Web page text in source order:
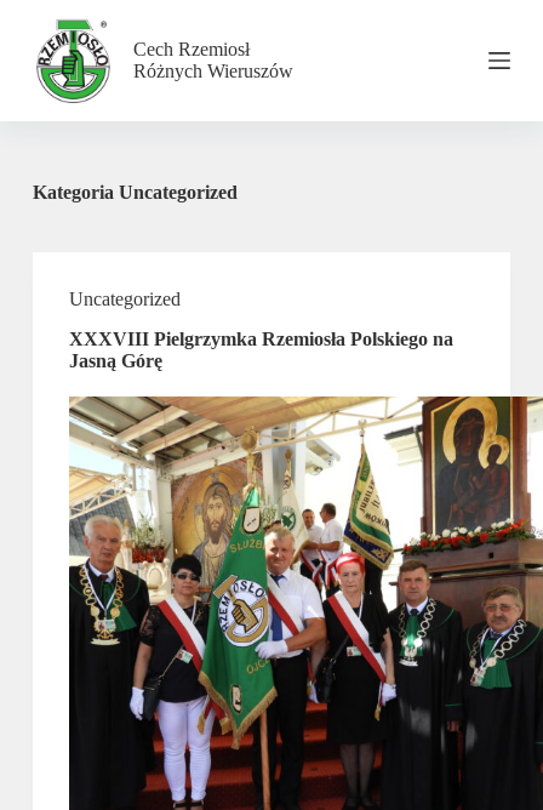
o
Cech Rzemiosł
Różnych Wieruszów
Kategoria Uncategorized
Uncategorized
XXXVIII Pielgrzymka Rzemiosła Polskiego na
Jasną Górę